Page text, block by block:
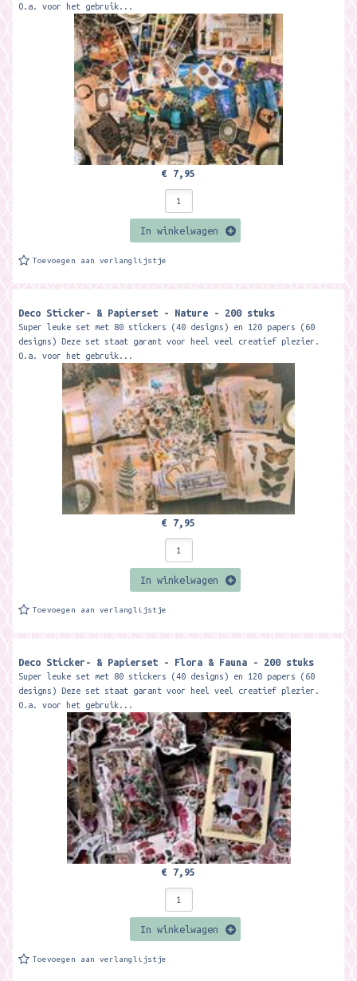
O.a. voor het gebruik...
€ 7,95
In winkelwagen
Toevoegen aan verlanglijstje
Deco Sticker- & Papierset - Nature - 200 stuks
Super leuke set met 80 stickers (40 designs) en 120 papers (60
designs) Deze set staat garant voor heel veel creatief plezier.
O.a. voor het gebruik...
€ 7,95
In winkelwagen
Toevoegen aan verlanglijstje
Deco Sticker- & Papierset - Flora & Fauna - 200 stuks
Super leuke set met 80 stickers (40 designs) en 120 papers (60
designs) Deze set staat garant voor heel veel creatief plezier.
O.a. voor het gebruik...
€ 7,95
In winkelwagen
Toevoegen aan verlanglijstje